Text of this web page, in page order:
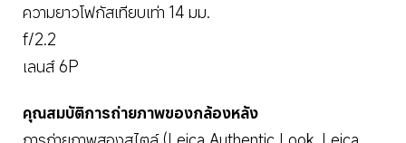
ความยาวโฟกัสเทียบเท่า 14 มม.
f/2.2
เลนส์ 6P
คุณสมบัติการถ่ายภาพของกล้องหลัง